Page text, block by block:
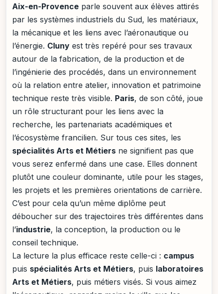
Aix-en-Provence parle souvent aux élèves attirés
par les systèmes industriels du Sud, les matériaux,
la mécanique et les liens avec l’aéronautique ou
l’énergie. Cluny est très repéré pour ses travaux
autour de la fabrication, de la production et de
l’ingénierie des procédés, dans un environnement
où la relation entre atelier, innovation et patrimoine
technique reste très visible. Paris, de son côté, joue
un rôle structurant pour les liens avec la
recherche, les partenariats académiques et
l’écosystème francilien. Sur tous ces sites, les
spécialités Arts et Métiers ne signifient pas que
vous serez enfermé dans une case. Elles donnent
plutôt une couleur dominante, utile pour les stages,
les projets et les premières orientations de carrière.
C’est pour cela qu’un même diplôme peut
déboucher sur des trajectoires très différentes dans
l’industrie, la conception, la production ou le
conseil technique.
La lecture la plus efficace reste celle-ci : campus
puis spécialités Arts et Métiers, puis laboratoires
Arts et Métiers, puis métiers visés. Si vous aimez